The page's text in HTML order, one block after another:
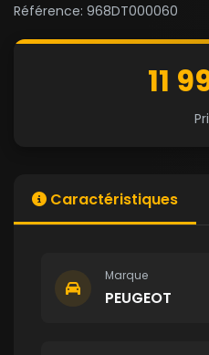
Référence: 968DT000060
11
Caractéristiques
Marque
PEUGEOT